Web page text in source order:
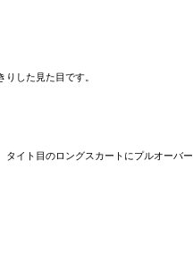
した見た目です。
タイト目のロングスカートにプルオーバ